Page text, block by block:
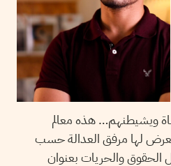
ويشيطنهم… هذه معالم
لها مرفق العدالة حسب
الحقوق والحريات بعنوان